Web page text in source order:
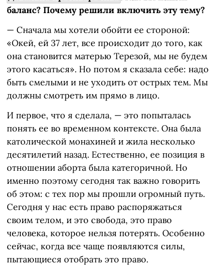
баланс? Почему решили включить эту тему?
— Сначала мы хотели обойти ее стороной:
«Окей, ей 37 лет, все происходит до того, как
она становится матерью Терезой, мы не будем
этого касаться». Но потом я сказала себе: надо
быть смелыми и не уходить от острых тем. Мы
должны смотреть им прямо в лицо.
И первое, что я сделала, — это попыталась
понять ее во временном контексте. Она была
католической монахиней и жила несколько
десятилетий назад. Естественно, ее позиция в
отношении аборта была категоричной. Но
именно поэтому сегодня так важно говорить
об этом: с тех пор мы прошли огромный путь.
Сегодня у нас есть право распоряжаться
своим телом, и это свобода, это право
человека, которое нельзя потерять. Особенно
сейчас, когда все чаще появляются силы,
пытающиеся отобрать это право.